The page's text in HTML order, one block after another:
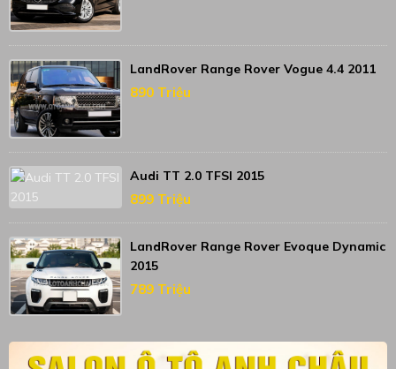
LandRover Range Rover Vogue 4.4 2011
890 Triệu
Audi TT 2.0 TFSI 2015
899 Triệu
LandRover Range Rover Evoque Dynamic
2015
789 Triệu